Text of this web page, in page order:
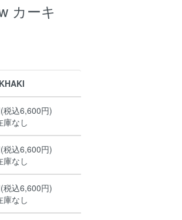
カーキ
KHAKI
税込6,600円)
庫なし
税込6,600円)
庫なし
税込6,600円)
庫なし